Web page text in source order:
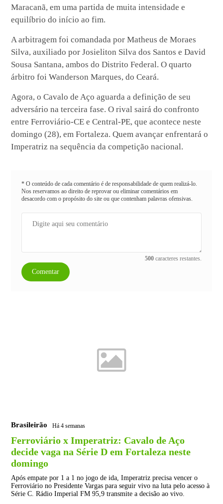
Maracanã, em uma partida de muita intensidade e
equilíbrio do início ao fim.
A arbitragem foi comandada por Matheus de Moraes
Silva, auxiliado por Josieliton Silva dos Santos e David
Sousa Santana, ambos do Distrito Federal. O quarto
árbitro foi Wanderson Marques, do Ceará.
Agora, o Cavalo de Aço aguarda a definição de seu
adversário na terceira fase. O rival sairá do confronto
entre Ferroviário-CE e Central-PE, que acontece neste
domingo (28), em Fortaleza. Quem avançar enfrentará o
Imperatriz na sequência da competição nacional.
* O conteúdo de cada comentário é de responsabilidade de quem realizá-lo.
Nos reservamos ao direito de reprovar ou eliminar comentários em
desacordo com o propósito do site ou que contenham palavras ofensivas.
500 caracteres restantes.
Comentar
Brasileirão Há 4 semanas
Ferroviário x Imperatriz: Cavalo de Aço
decide vaga na Série D em Fortaleza neste
domingo
Após empate por 1 a 1 no jogo de ida, Imperatriz precisa vencer o
Ferroviário no Presidente Vargas para seguir vivo na luta pelo acesso à
Série C. Rádio Imperial FM 95,9 transmite a decisão ao vivo.